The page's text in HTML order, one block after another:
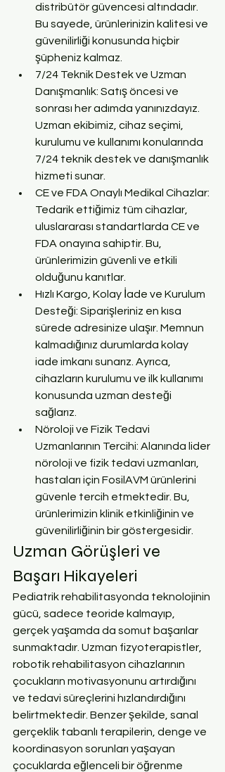
distribütör güvencesi altındadır.
Bu sayede, ürünlerinizin kalitesi ve
güvenilirliği konusunda hiçbir
şüpheniz kalmaz.
7/24 Teknik Destek ve Uzman
Danışmanlık: Satış öncesi ve
sonrası her adımda yanınızdayız.
Uzman ekibimiz, cihaz seçimi,
kurulumu ve kullanımı konularında
7/24 teknik destek ve danışmanlık
hizmeti sunar.
CE ve FDA Onaylı Medikal Cihazlar:
Tedarik ettiğimiz tüm cihazlar,
uluslararası standartlarda CE ve
FDA onayına sahiptir. Bu,
ürünlerimizin güvenli ve etkili
olduğunu kanıtlar.
Hızlı Kargo, Kolay İade ve Kurulum
Desteği: Siparişleriniz en kısa
sürede adresinize ulaşır. Memnun
kalmadığınız durumlarda kolay
iade imkanı sunarız. Ayrıca,
cihazların kurulumu ve ilk kullanımı
konusunda uzman desteği
sağlarız.
Nöroloji ve Fizik Tedavi
Uzmanlarının Tercihi: Alanında lider
nöroloji ve fizik tedavi uzmanları,
hastaları için FosilAVM ürünlerini
güvenle tercih etmektedir. Bu,
ürünlerimizin klinik etkinliğinin ve
güvenilirliğinin bir göstergesidir.
Uzman Görüşleri ve
Başarı Hikayeleri
Pediatrik rehabilitasyonda teknolojinin
gücü, sadece teoride kalmayıp,
gerçek yaşamda da somut başarılar
sunmaktadır. Uzman fizyoterapistler,
robotik rehabilitasyon cihazlarının
çocukların motivasyonunu artırdığını
ve tedavi süreçlerini hızlandırdığını
belirtmektedir. Benzer şekilde, sanal
gerçeklik tabanlı terapilerin, denge ve
koordinasyon sorunları yaşayan
çocuklarda eğlenceli bir öğrenme